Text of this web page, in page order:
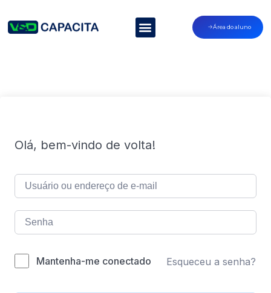
Área do aluno
Olá, bem-vindo de volta!
Mantenha-me conectado Esqueceu a senha?